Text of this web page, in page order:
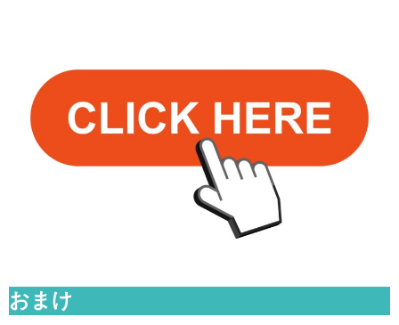
おまけ